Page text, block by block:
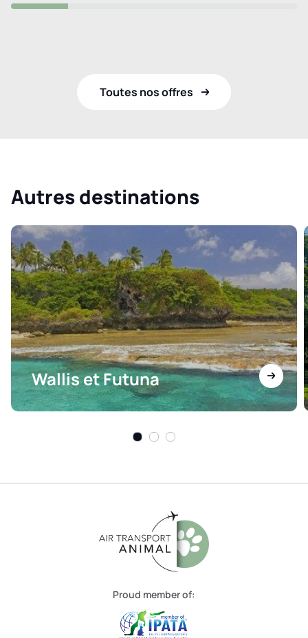
Toutes nos offres
Autres destinations
Wallis et Futuna
Proud member of: